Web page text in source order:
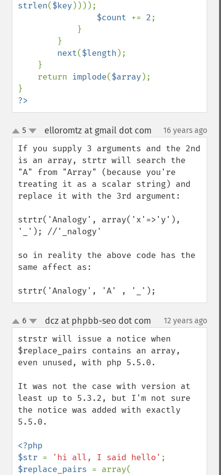
strlen($key ))));
$count += 2;
next($length );
    return
implode($array );
?>
up
down
5 elloromtz at gmail dot com 16 years ago
If you supply 3 arguments and the 2nd
is an array, strtr will search the
"A" from "Array" (because you're
treating it as a scalar string) and
replace it with the 3rd argument:
strtr('Analogy', array('x'=>'y'),
'_'); //'_nalogy'
so in reality the above code has the
same affect as:
strtr('Analogy', 'A' , '_');
up
down
6 dcz at phpbb-seo dot com 12 years ago
strstr will issue a notice when
$replace_pairs contains an array,
even unused, with php 5.5.0.
It was not the case with version at
least up to 5.3.2, but I'm not sure
the notice was added with exactly
5.5.0.
<?php
$str = 'hi all, I said hello'
$replace_pairs = array(